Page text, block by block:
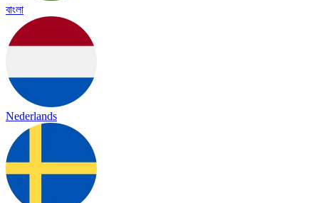
বাংলা
Nederlands